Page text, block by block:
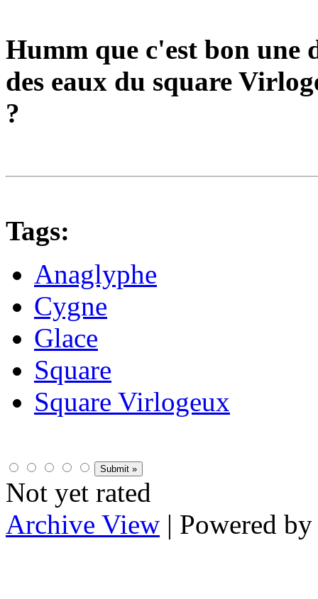
Humm que c'est bon une
des eaux du square
?
Tags:
Anaglyphe
Cygne
Glace
Square
Square Virlogeux
Not yet rated
Archive View | Powered